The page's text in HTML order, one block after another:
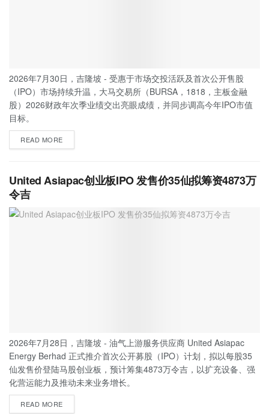
2026年7月30日，吉隆坡 - 受惠于市场交投活跃及首次公开售股
（IPO）市场持续升温，大马交易所（BURSA，1818，主板金融
股）2026财政年次季业绩交出亮眼成绩，并同步调高今年IPO市值
目标。
READ MORE
United Asiapac创业板IPO 发售价35仙拟筹资4873万
令吉
2026年7月28日，吉隆坡 - 油气上游服务供应商 United Asiapac
Energy Berhad 正式推介首次公开募股（IPO）计划，拟以每股35
仙发售价登陆马股创业板，预计筹集4873万令吉，以扩充设备、强
化营运能力及推动未来业务增长。
READ MORE